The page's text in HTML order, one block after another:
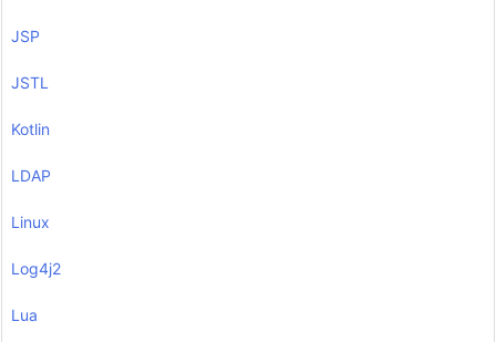
JSP
JSTL
Kotlin
LDAP
Linux
Log4j2
Lua